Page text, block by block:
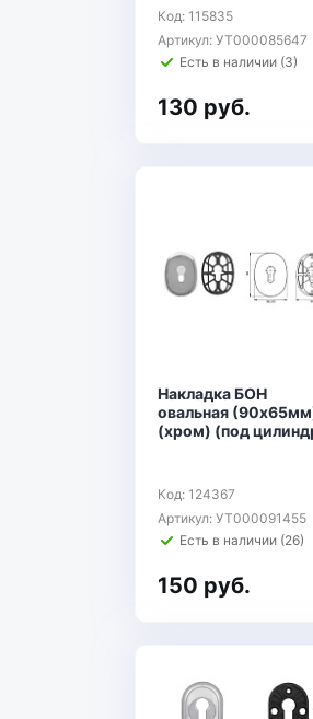
Код: 115835
Артикул: УТ000085647
Есть в наличии (3)
130 руб.
Накладка БОН
овальная
(хром) (под
Код: 124367
Артикул: УТ000091455
Есть в наличии (26)
150 руб.